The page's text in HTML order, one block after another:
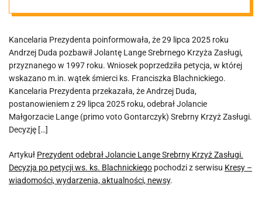
Zasługi.
Decyzja po
petycji ws. ks.
Blachnickiego
Kancelaria Prezydenta poinformowała, że 29 lipca 2025 roku
Andrzej Duda pozbawił Jolantę Lange Srebrnego Krzyża Zasługi,
przyznanego w 1997 roku. Wniosek poprzedziła petycja, w której
wskazano m.in. wątek śmierci ks. Franciszka Blachnickiego.
Kancelaria Prezydenta przekazała, że Andrzej Duda,
postanowieniem z 29 lipca 2025 roku, odebrał Jolancie
Małgorzacie Lange (primo voto Gontarczyk) Srebrny Krzyż Zasługi.
Decyzję […]
Artykuł Prezydent odebrał Jolancie Lange Srebrny Krzyż Zasługi.
Decyzja po petycji ws. ks. Blachnickiego pochodzi z serwisu Kresy –
wiadomości, wydarzenia, aktualności, newsy.